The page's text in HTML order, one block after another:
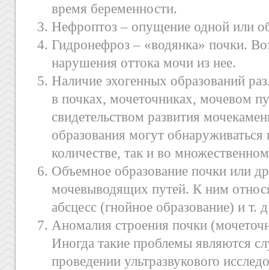
время беременности.
Нефроптоз – опущение одной или
Гидронефроз – «водянка» почки.
нарушения оттока мочи из нее.
Наличие эхогенных образований
в почках, мочеточниках, мочевом
свидетельством развития
образования могут
количестве, так и во
Объемное образование почки или
мочевыводящих путей. К ним
абсцесс (гнойное образование) и т.
Аномалия строения почки
Иногда такие проблемы являются
проведении ультразвукового